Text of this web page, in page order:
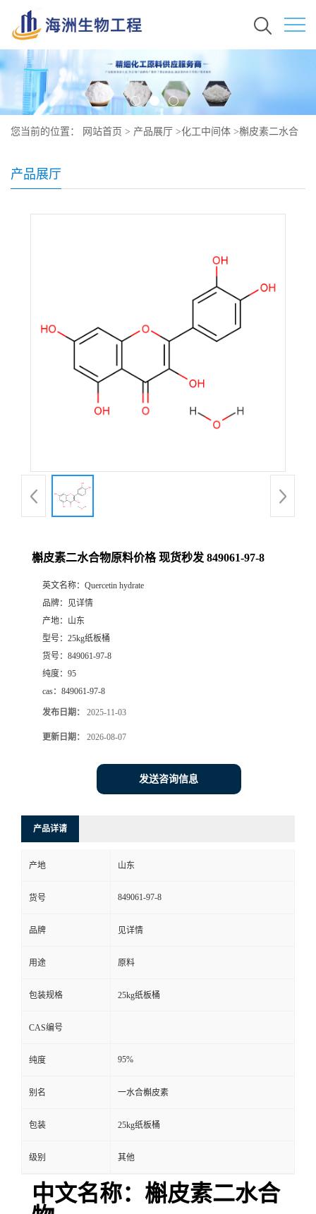
您当前的位置： 网站首页 > 产品展厅 >化工中间体 >槲皮素二水合
产品展厅
槲皮素二水合物原料价格 现货秒发 849061-97-8
英文名称： Quercetin hydrate
品牌：
见详情
产地： 山东
型号： 25kg纸板桶
货号： 849061-97-8
纯度： 95
cas： 849061-97-8
发布日期： 2025-11-03
更新日期： 2026-08-07
发送咨询信息
产品详请
产地 山东
货号 849061-97-8
品牌 见详情
用途 原料
包装规格 25kg纸板桶
CAS编号
纯度 95%
别名 一水合槲皮素
包装 25kg纸板桶
级别 其他
中文名称：槲皮素二水合